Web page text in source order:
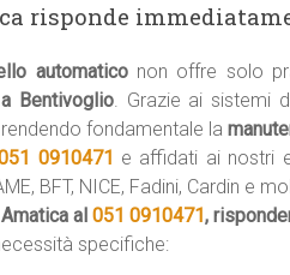
risponde
automaticonon offre solo
Bentivoglio. Grazie ai sistemi
fondamentale la
0910471 e affidati ai nostri
BFT, NICE, Fadini, Cardin e
al 051 0910471,
specifiche: